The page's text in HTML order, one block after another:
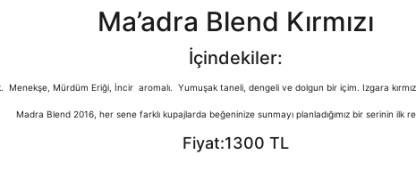
Ma’adra Blend Kırmızı
İçindekiler:
Menekşe, Mürdüm Eriği, İncir aromalı. Yumuşak taneli, dengeli ve dolgun bir içim. Izgara
Madra Blend 2016, her sene farklı kupajlarda beğeninize sunmayı planladığımız bir serinin ilk
Fiyat:1300 TL